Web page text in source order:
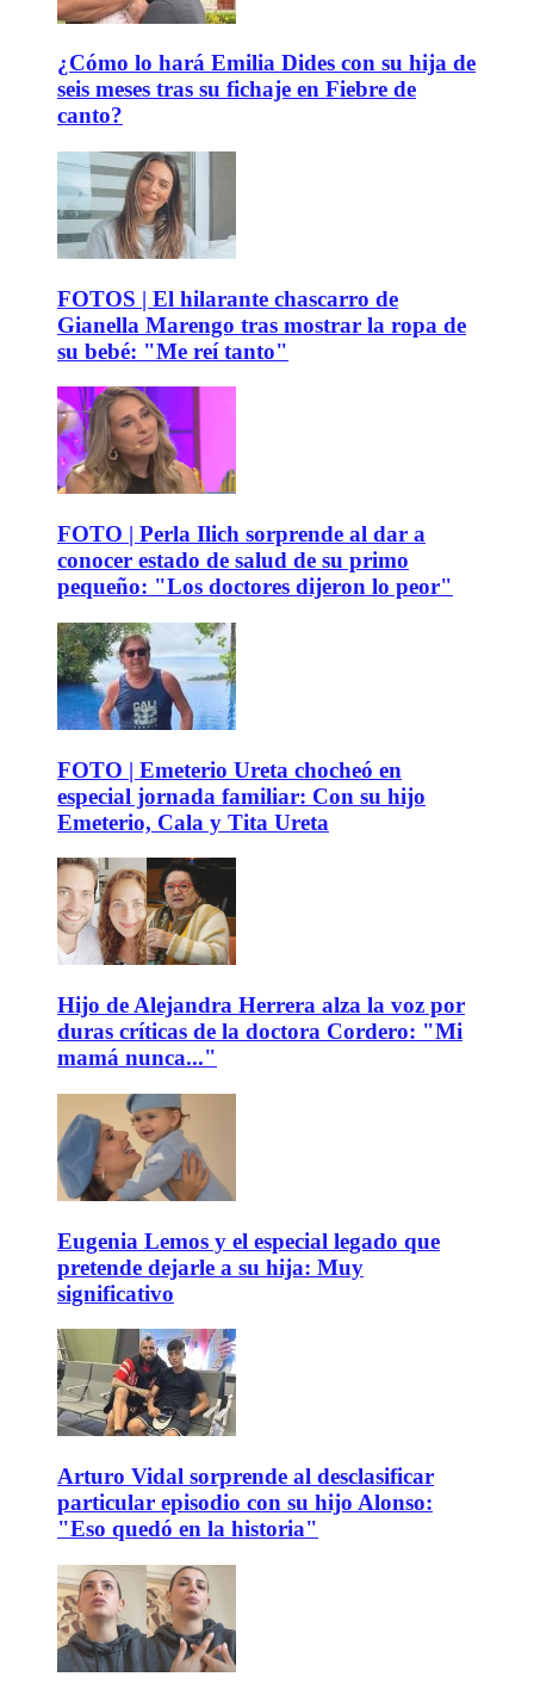
¿Cómo lo hará Emilia Dides con su hija de
seis meses tras su fichaje en Fiebre de
canto?
FOTOS | El hilarante chascarro de
Gianella Marengo tras mostrar la ropa de
su bebé: "Me reí tanto"
FOTO | Perla Ilich sorprende al dar a
conocer estado de salud de su primo
pequeño: "Los doctores dijeron lo peor"
FOTO | Emeterio Ureta chocheó en
especial jornada familiar: Con su hijo
Emeterio, Cala y Tita Ureta
Hijo de Alejandra Herrera alza la voz por
duras críticas de la doctora Cordero: "Mi
mamá nunca..."
Eugenia Lemos y el especial legado que
pretende dejarle a su hija: Muy
significativo
Arturo Vidal sorprende al desclasificar
particular episodio con su hijo Alonso:
"Eso quedó en la historia"